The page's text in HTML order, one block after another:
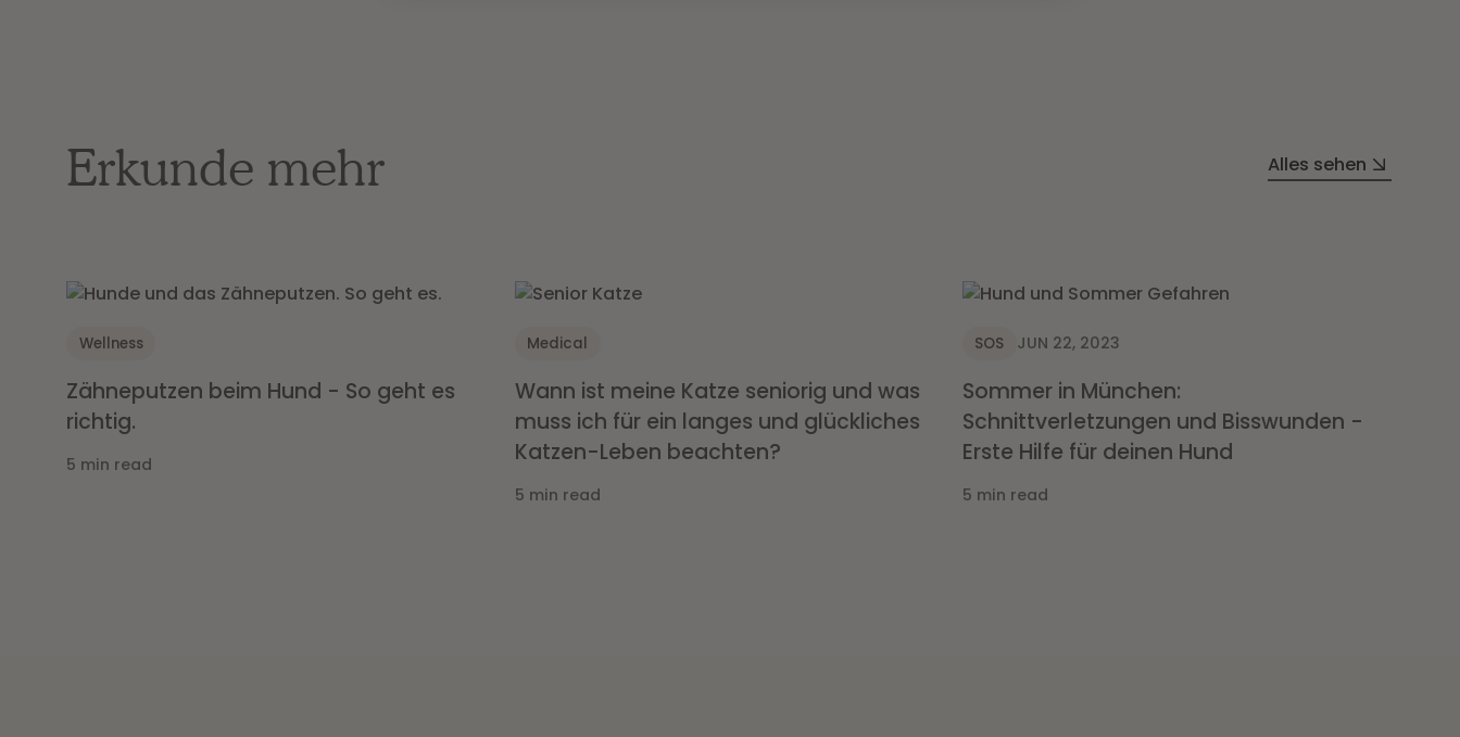
Erkunde mehr Alles sehen
Wellness
Zähneputzen beim Hund - So geht es
richtig.
5 min read
Medical
Wann ist meine Katze seniorig und was
muss ich für ein langes und glückliches
Katzen-Leben beachten?
5 min read
SOS JUN 22, 2023
Sommer in München:
Schnittverletzungen und Bisswunden -
Erste Hilfe für deinen Hund
5 min read